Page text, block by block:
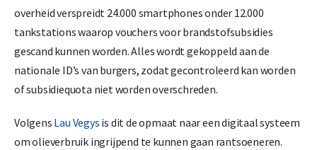
overheid verspreidt 24.000 smartphones onder 12.000
tankstations waarop vouchers voor brandstofsubsidies
gescand kunnen worden. Alles wordt gekoppeld aan de
nationale ID’s van burgers, zodat gecontroleerd kan worden
of subsidiequota niet worden overschreden.
Volgens Lau Vegys is dit de opmaat naar een digitaal systeem
om olieverbruik ingrijpend te kunnen gaan rantsoeneren.